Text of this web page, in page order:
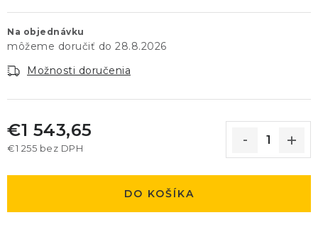
Na objednávku
28.8.2026
Možnosti doručenia
€1 543,65
€1 255 bez DPH
DO KOŠÍKA